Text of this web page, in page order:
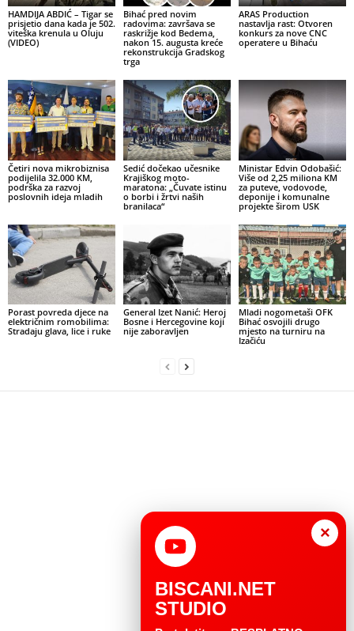
HAMDIJA ABDIĆ – Tigar se
prisjetio dana kada je 502.
viteška krenula u Oluju
(VIDEO)
Bihać pred novim
radovima: završava se
raskrižje kod Bedema,
nakon 15. augusta kreće
rekonstrukcija Gradskog
trga
ARAS Production
nastavlja rast: Otvoren
konkurs za nove CNC
operatere u Bihaću
Četiri nova mikrobiznisa
podijelila 32.000 KM,
podrška za razvoj
poslovnih ideja mladih
Sedić dočekao učesnike
Krajiškog moto-
maratona: „Čuvate istinu
o borbi i žrtvi naših
branilaca“
Ministar Edvin Odobašić:
Više od 2,25 miliona KM
za puteve, vodovode,
deponije i komunalne
projekte širom USK
Porast povreda djece na
električnim romobilima:
Stradaju glava, lice i ruke
General Izet Nanić: Heroj
Bosne i Hercegovine koji
nije zaboravljen
Mladi nogometaši OFK
Bihać osvojili drugo
mjesto na turniru na
Izačiću
×
BISCANI.NET
STUDIO